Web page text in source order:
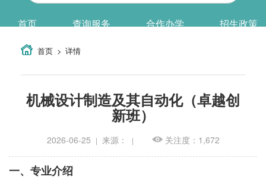
首页 查询服务 合作办学 招生政策
首页 详情
机械设计制造及其自动化（卓越创
新班）
2026-06-25 | 来源： | 关注度：1,672
一、专业介绍